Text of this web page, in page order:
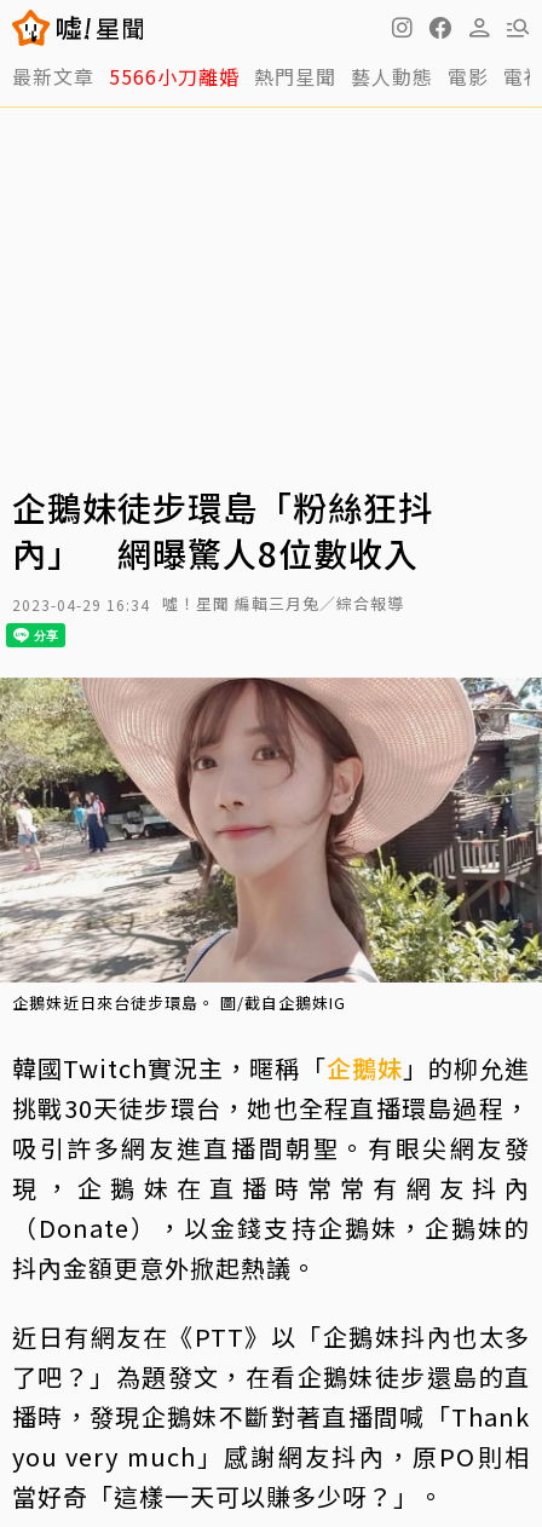
最新文章 5566小刀離婚 熱門星聞 藝人動態 電影 電
企鵝妹徒步環島「粉絲狂抖
內」 網曝驚人8位數收入
2023-04-29 16:34 噓！星聞 編輯三月兔／綜合報導
企鵝妹近日來台徒步環島。 圖/截自企鵝妹IG
韓國Twitch實況主，暱稱「企鵝妹 」的柳允進
挑戰30天徒步環台，她也全程直播環島過程，
吸引許多網友進直播間朝聖。有眼尖網友發
現，企鵝妹在直播時常常有網友抖內
（Donate），以金錢支持企鵝妹，企鵝妹的
抖內金額更意外掀起熱議。
近日有網友在《PTT》以「企鵝妹抖內也太多
了吧？」為題發文，在看企鵝妹徒步還島的直
播時，發現企鵝妹不斷對著直播間喊「Thank
you very much」感謝網友抖內，原PO則相
當好奇「這樣一天可以賺多少呀？」。